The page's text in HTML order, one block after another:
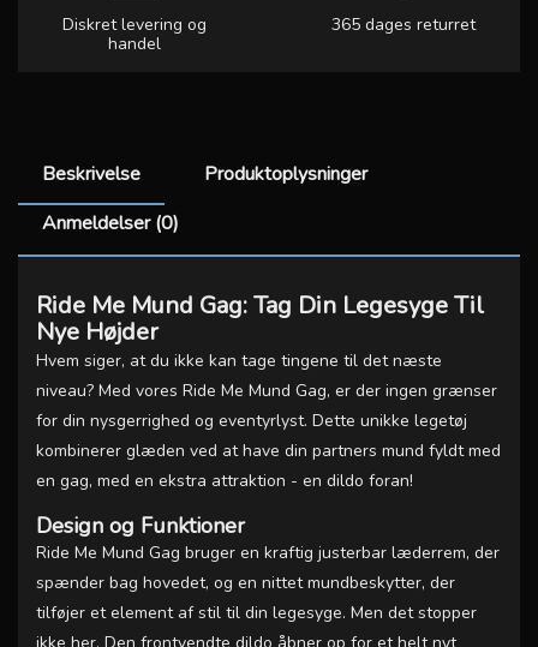
Diskret levering og
handel
365 dages returret
Beskrivelse
Produktoplysninger
Anmeldelser (0)
Ride Me Mund Gag: Tag Din Legesyge Til
Nye Højder
Hvem siger, at du ikke kan tage tingene til det næste
niveau? Med vores Ride Me Mund Gag, er der ingen grænser
for din nysgerrighed og eventyrlyst. Dette unikke legetøj
kombinerer glæden ved at have din partners mund fyldt med
en gag, med en ekstra attraktion - en dildo foran!
Design og Funktioner
Ride Me Mund Gag bruger en kraftig justerbar læderrem, der
spænder bag hovedet, og en nittet mundbeskytter, der
tilføjer et element af stil til din legesyge. Men det stopper